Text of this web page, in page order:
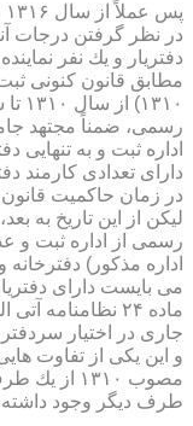
در نظر گرفتن درجات
دفتریار و یك نفر
مطابق قانون كنونی
رسمی، ضمناً مجتهد
اداره ثبت و به تنهایی
دارای تعدادی كارمند
در زمان حاكمیت قانون
رسمی از اداره ثبت و
اداره مذكور)
می بایست دارای
ماده ۲۴
جاری در اختیار سردفتر
و این یكی از تفاوت
طرف دیگر وجود